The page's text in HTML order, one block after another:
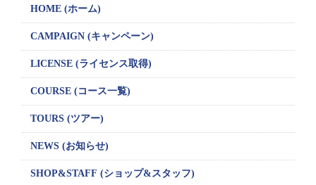
HOME (ホーム)
CAMPAIGN (キャンペーン)
LICENSE (ライセンス取得)
COURSE (コース一覧)
TOURS (ツアー)
NEWS (お知らせ)
SHOP&STAFF (ショップ&スタッフ)